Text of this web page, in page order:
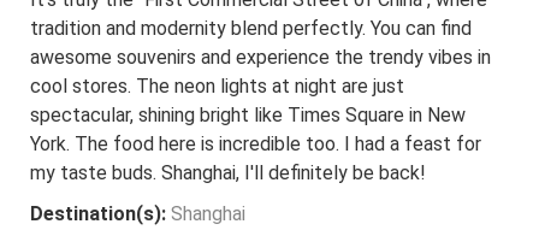
tradition and modernity blend perfectly. You can find
awesome souvenirs and experience the trendy vibes in
cool stores. The neon lights at night are just
spectacular, shining bright like Times Square in New
York. The food here is incredible too. I had a feast for
my taste buds. Shanghai, I'll definitely be back!
Destination(s): Shanghai